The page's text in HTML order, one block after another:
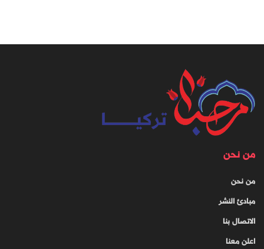
من نحن
من نحن
مبادئ النشر
الاتصال بنا
اعلن معنا